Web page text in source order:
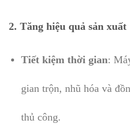
2. Tăng hiệu quả sản xuất
Tiết kiệm thời gian:
gian trộn, nhũ hóa và
thủ công.